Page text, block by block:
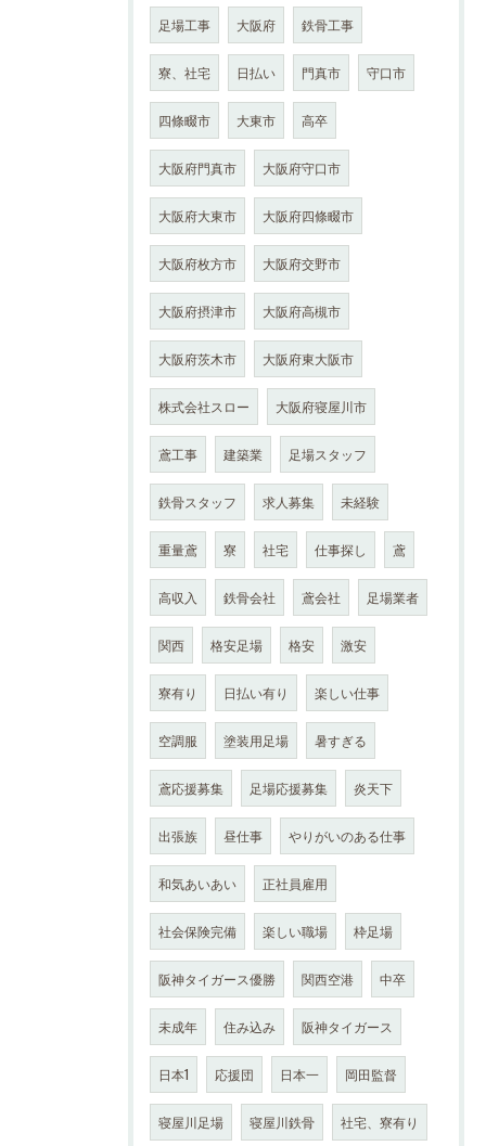
足場工事 大阪府 鉄骨工事
寮、社宅 日払い 門真市 守口市
四條畷市 大東市 高卒
大阪府門真市 大阪府守口市
大阪府大東市 大阪府四條畷市
大阪府枚方市 大阪府交野市
大阪府摂津市 大阪府高槻市
大阪府茨木市 大阪府東大阪市
株式会社スロー 大阪府寝屋川市
鳶工事 建築業 足場スタッフ
鉄骨スタッフ 求人募集 未経験
重量鳶 寮 社宅 仕事探し 鳶
高収入 鉄骨会社 鳶会社 足場業者
関西 格安足場 格安 激安
寮有り 日払い有り 楽しい仕事
空調服 塗装用足場 暑すぎる
鳶応援募集 足場応援募集 炎天下
出張族 昼仕事 やりがいのある仕事
和気あいあい 正社員雇用
社会保険完備 楽しい職場 枠足場
阪神タイガース優勝 関西空港 中卒
未成年 住み込み 阪神タイガース
日本1 応援団 日本一 岡田監督
寝屋川足場 寝屋川鉄骨 社宅、寮有り